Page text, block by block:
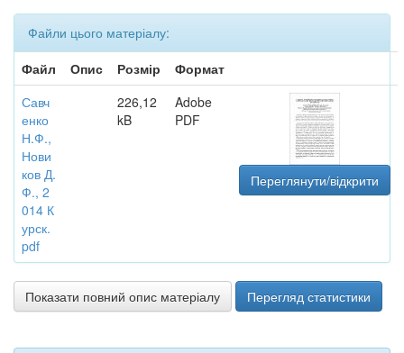
Файли цього матеріалу:
Файл
Опис Розмір
Формат
Савч
енко
Н.Ф.,
Нови
ков Д.
Ф., 2
014 К
урск.
pdf
226,12
kB
Adobe
PDF
Переглянути/відкрити
Показати повний опис матеріалу Перегляд статистики